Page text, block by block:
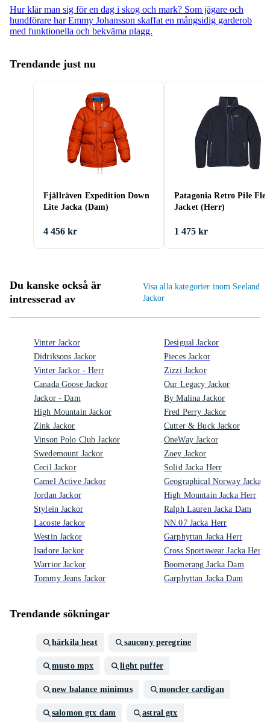
Hur klär man sig för en dag i skog och mark? Som jägare och
hundförare har Emmy Johansson skaffat en mångsidig garderob
med funktionella och bekväma plagg.
Trendande just nu
Fjällräven Expedition Down
Lite Jacka (Dam)
4 456 kr
Patagonia Retro Pile
Jacket (Herr)
1 475 kr
Du kanske också är
intresserad av
Visa alla kategorier inom Seeland
Jackor
Vinter Jackor
Didriksons Jackor
Vinter Jackor - Herr
Canada Goose Jackor
Jackor - Dam
High Mountain Jackor
Zink Jackor
Vinson Polo Club Jackor
Swedemount Jackor
Cecil Jackor
Camel Active Jackor
Jordan Jackor
Stylein Jackor
Lacoste Jackor
Westin Jackor
Isadore Jackor
Warrior Jackor
Tommy Jeans Jackor
Desigual Jackor
Pieces Jackor
Zizzi Jackor
Our Legacy Jackor
By Malina Jackor
Fred Perry Jackor
Cutter & Buck Jackor
OneWay Jackor
Zoey Jackor
Solid Jacka Herr
Geographical Norway Jacka
High Mountain Jacka Herr
Ralph Lauren Jacka Dam
NN.07 Jacka Herr
Garphyttan Jacka Herr
Cross Sportswear Jacka Herr
Boomerang Jacka Dam
Garphyttan Jacka Dam
Trendande sökningar
härkila heat saucony peregrine
musto mpx light puffer
new balance minimus moncler cardigan
salomon gtx dam astral gtx